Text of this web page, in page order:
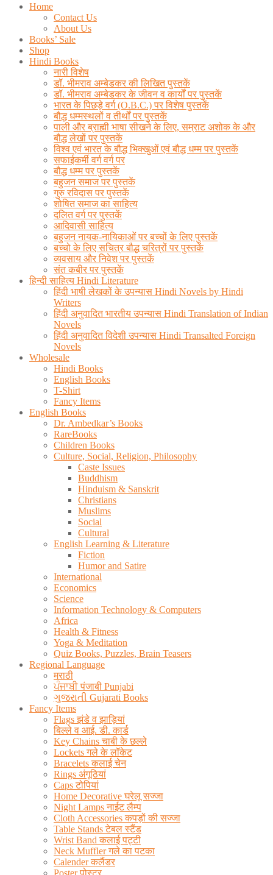
Home
Contact Us
About Us
Books’ Sale
Shop
Hindi Books
नारी विशेष
डॉ. भीमराव अम्बेडकर की लिखित पुस्तकें
डॉ. भीमराव अम्बेडकर के जीवन व कार्यों पर पुस्तकें
भारत के पिछड़े वर्ग (O.B.C.) पर विशेष पुस्तकें
बौद्ध धम्मस्थलों व तीर्थों पर पुस्तकें
पाली और ब्राह्मी भाषा सीखने के लिए, सम्राट अशोक के और
बौद्ध लेखों पर पुस्तकें
विश्व एवं भारत के बौद्ध भिक्खुओं एवं बौद्ध धम्म पर पुस्तकें
सफाईकर्मी वर्ग वर्ग पर
बौद्ध धम्म पर पुस्तकें
बहुजन समाज पर पुस्तकें
गुरु रविदास पर पुस्तकें
शोषित समाज का साहित्य
दलित वर्ग पर पुस्तकें
आदिवासी साहित्य
बहुजन नायक-नायिकाओं पर बच्चों के लिए पुस्तकें
बच्चो के लिए सचित्र बौद्ध चरित्रों पर पुस्तकें
व्यवसाय और निवेश पर पुस्तकें
संत कबीर पर पुस्तकें
हिन्दी साहित्य Hindi Literature
हिंदी भाषी लेखकों के उपन्यास Hindi Novels by Hindi
Writers
हिंदी अनुवादित भारतीय उपन्यास Hindi Translation of Indian
Novels
हिंदी अनुवादित विदेशी उपन्यास Hindi Transalted Foreign
Novels
Wholesale
Hindi Books
English Books
T-Shirt
Fancy Items
English Books
Dr. Ambedkar’s Books
RareBooks
Children Books
Culture, Social, Religion, Philosophy
Caste Issues
Buddhism
Hinduism & Sanskrit
Christians
Muslims
Social
Cultural
English Learning & Literature
Fiction
Humor and Satire
International
Economics
Science
Information Technology & Computers
Africa
Health & Fitness
Yoga & Meditation
Quiz Books, Puzzles, Brain Teasers
Regional Language
मराठी
ਪੰਜਾਬੀ पंजाबी Punjabi
ગુજરાતી Gujarati Books
Fancy Items
Flags झंडे व झाड़ियां
बिल्ले व आई. डी. कार्ड
Key Chains चाबी के छल्ले
Lockets गले के लॉकेट
Bracelets कलाई चेन
Rings अंगूठियां
Caps टोपियां
Home Decorative घरेलू सज्जा
Night Lamps नाईट लैम्प
Cloth Accessories कपड़ों की सज्जा
Table Stands टेबल स्टैंड
Wrist Band कलाई पट्टी
Neck Muffler गले का पटका
Calender कलैंडर
Poster पोस्टर